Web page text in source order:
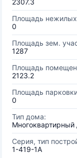
2307.3
Площадь
0
Площадь зем.
1287
Площадь
2123.2
Площадь
0
Тип дома:
Многоквартирный
Серия, тип
1-419-1А